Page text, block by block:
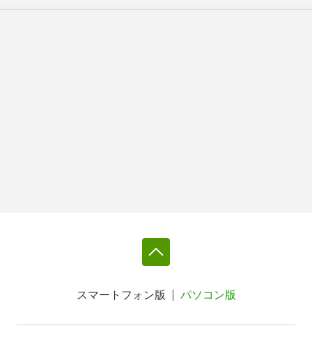
スマートフォン版 パソコン版